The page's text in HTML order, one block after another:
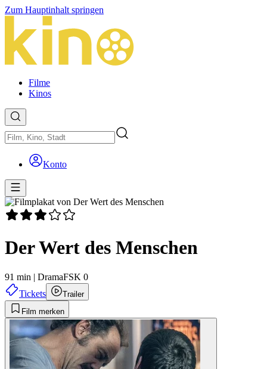
Zum Hauptinhalt springen
Filme
Kinos
Konto
Der Wert des Menschen
91 min | DramaFSK 0
Tickets
Trailer
Film merken